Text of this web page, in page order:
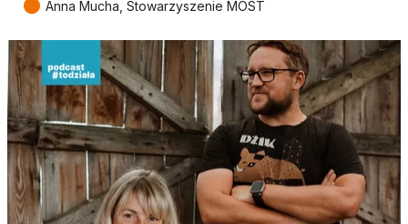
● Anna Mucha, Stowarzyszenie MOST